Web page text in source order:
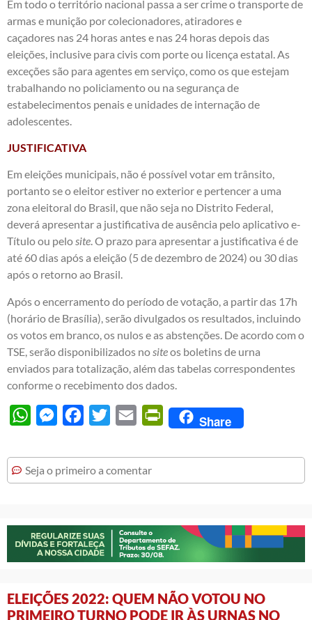
Em todo o território nacional passa a ser crime o transporte de
armas e munição por colecionadores, atiradores e
caçadores nas 24 horas antes e nas 24 horas depois das
eleições, inclusive para civis com porte ou licença estatal. As
exceções são para agentes em serviço, como os que estejam
trabalhando no policiamento ou na segurança de
estabelecimentos penais e unidades de internação de
adolescentes.
JUSTIFICATIVA
Em eleições municipais, não é possível votar em trânsito,
portanto se o eleitor estiver no exterior e pertencer a uma
zona eleitoral do Brasil, que não seja no Distrito Federal,
deverá apresentar a justificativa de ausência pelo aplicativo e-
Título ou pelosite. O prazo para apresentar a justificativa é de
até 60 dias após a eleição (5 de dezembro de 2024) ou 30 dias
após o retorno ao Brasil.
Após o encerramento do período de votação, a partir das 17h
(horário de Brasília), serão divulgados os resultados, incluindo
os votos em branco, os nulos e as abstenções. De acordo com o
TSE, serão disponibilizados no siteos boletins de urna
enviados para totalização, além das tabelas correspondentes
conforme o recebimento dos dados.
WhatsAppMessengerFacebook
Twitter Email PrintFriendly
Share
Seja o primeiro a comentar
ELEIÇÕES 2022: QUEM NÃO VOTOU NO
PRIMEIRO TURNO PODE IR ÀS URNAS NO